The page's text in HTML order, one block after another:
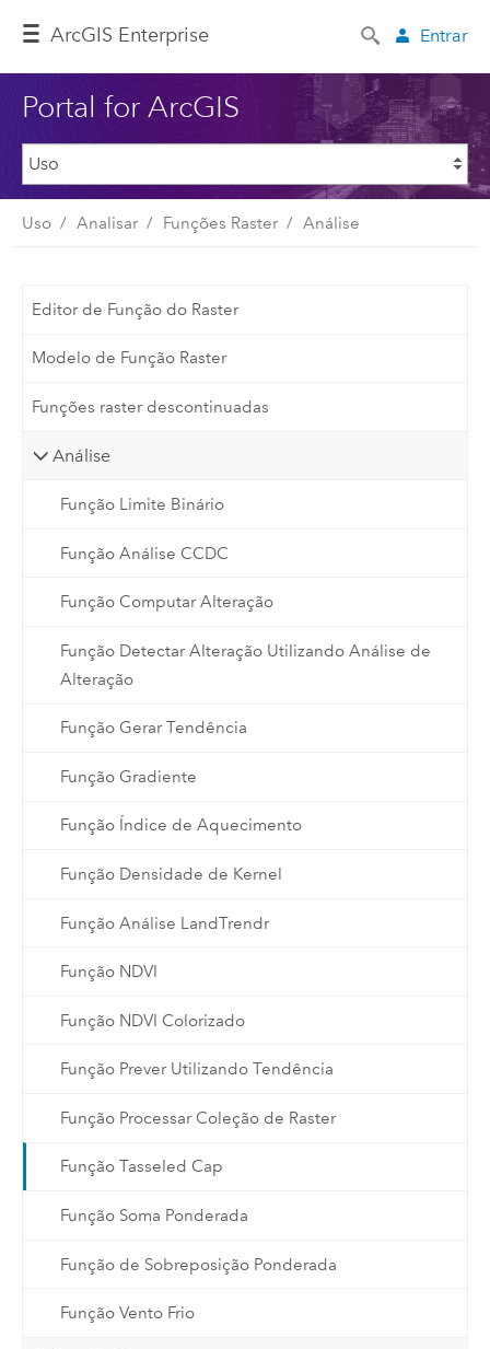
ArcGIS Enterprise Entrar
Portal for ArcGIS
Uso Analisar Funções Raster Análise
Editor de Função do Raster
Modelo de Função Raster
Funções raster descontinuadas
Análise
Função Limite Binário
Função Análise CCDC
Função Computar Alteração
Função Detectar Alteração Utilizando Análise de
Alteração
Função Gerar Tendência
Função Gradiente
Função Índice de Aquecimento
Função Densidade de Kernel
Função Análise LandTrendr
Função NDVI
Função NDVI Colorizado
Função Prever Utilizando Tendência
Função Processar Coleção de Raster
Função Tasseled Cap
Função Soma Ponderada
Função de Sobreposição Ponderada
Função Vento Frio